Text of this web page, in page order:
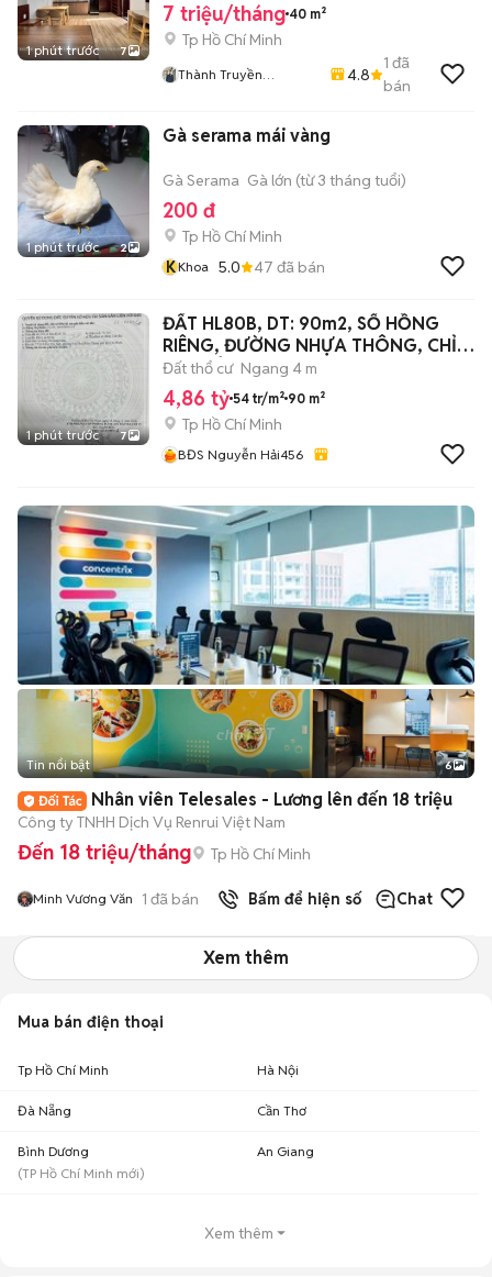
1 phút trước 7
7 triệu/tháng 40 m²
Tp Hồ Chí Minh
Thành Truyền
4.8
1 đã
bán
1 phút trước 2
Gà serama mái vàng
Gà Serama Gà lớn (từ 3 tháng tuổi)
200 đ
Tp Hồ Chí Minh
KKhoa 5.0 47 đã bán
1 phút trước 7
ĐẤT HL80B, DT: 90m2, SỔ HỒNG
RIÊNG, ĐƯỜNG NHỰA THÔNG, CHỈ
4.86 TỶ
Đất thổ cư Ngang 4 m
4,86 tỷ 54 tr/m² 90 m²
Tp Hồ Chí Minh
BĐS Nguyễn Hải456
+2
Tin nổi bật 6
Nhân viên Telesales - Lương lên đến 18 triệu
Công ty TNHH Dịch Vụ Renrui Việt Nam
Đến 18 triệu/tháng Tp Hồ Chí Minh
Minh Vương Văn 1 đã bán Bấm để hiện số Chat
Xem thêm
Mua bán điện thoại
Tp Hồ Chí Minh Hà Nội
Đà Nẵng Cần Thơ
Bình Dương
(TP Hồ Chí Minh mới)
An Giang
Xem thêm